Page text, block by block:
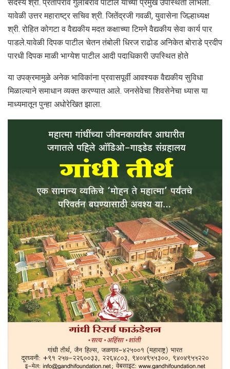
सदस्य श्री. प्रतापराव गुलाबराव पाटील यांच्या प्रमुख उपस्थिती लाभली.
यावेळी उत्तर महाराष्ट्र सचिव श्री. जितेंद्रजी गवळी, युवासेना जिल्हाध्यक्ष
श्री. रोहित कोगटा व वैद्यकीय मदत कक्षाच्या टिमने वैद्यकीय सेवा कार्य पार
पाडले.यावेळी दिपक पाटील चेतन तंबोली धिरज राढोड अनिकेत बोराडे प्रदीप
पारधी दिपक माळी भाग्येश पाटील आदी पदाधिकारी उपस्थित होते
या उपक्रमामुळे अनेक भाविकांना प्रवासपूर्वी आवश्यक वैद्यकीय सुविधा
मिळाल्याने समाधान व्यक्त करण्यात आले. जनसेवेचा शिवसेनेचा ध्यास या
माध्यमातून पुन्हा अधोरेखित झाला.